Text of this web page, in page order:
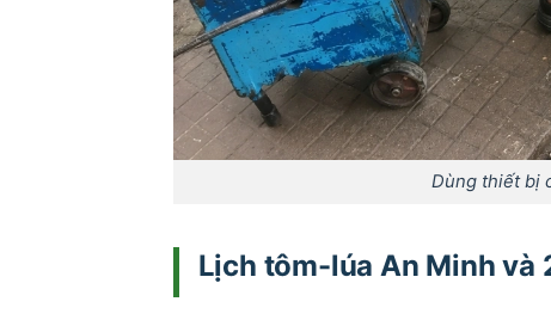
Dùng thiết bị
Lịch tôm-lúa An Minh và